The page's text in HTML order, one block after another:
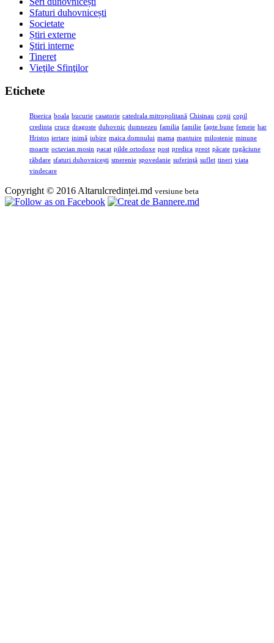
Sfaturi duhovnicești
Societate
Știri externe
Ştiri interne
Tineret
Vieţile Sfinţilor
Etichete
Biserica boala bucurie casatorie catedrala mitropolitană Chisinau copii copil
credinta cruce dragoste duhovnic dumnezeu familia familie fapte bune femeie har
Hristos iertare inimă iubire maica domnului mama mantuire milostenie minune
moarte octavian mosin pacat pilde ortodoxe post predica preot păcate rugăciune
răbdare sfaturi duhovnicești smerenie spovedanie suferinţă suflet tineri viata
vindecare
Copyright © 2016 Altarulcredinței.md versiune beta